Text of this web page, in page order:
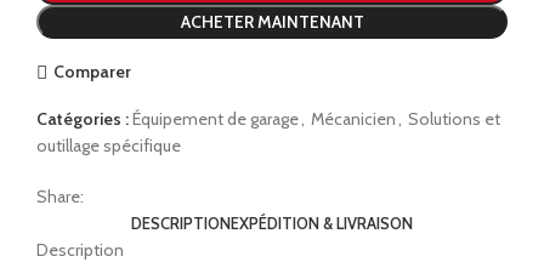
ACHETER MAINTENANT
Comparer
Catégories :Équipement de garage, Mécanicien, Solutions et
outillage spécifique
Share:
DESCRIPTIONEXPÉDITION & LIVRAISON
Description